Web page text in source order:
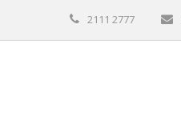
2111 2777